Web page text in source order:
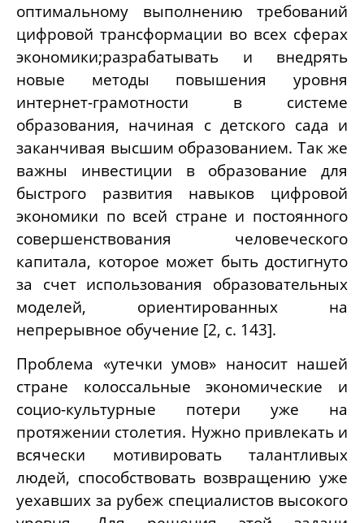
оптимальному выполнению требований
цифровой трансформации во всех сферах
экономики;разрабатывать и внедрять
новые методы повышения уровня
интернет-грамотности в системе
образования, начиная с детского сада и
заканчивая высшим образованием. Так же
важны инвестиции в образование для
быстрого развития навыков цифровой
экономики по всей стране и постоянного
совершенствования человеческого
капитала, которое может быть достигнуто
за счет использования образовательных
моделей, ориентированных на
непрерывное обучение [2, c. 143].
Проблема «утечки умов» наносит нашей
стране колоссальные экономические и
социо-культурные потери уже на
протяжении столетия. Нужно привлекать и
всячески мотивировать талантливых
людей, способствовать возвращению уже
уехавших за рубеж специалистов высокого